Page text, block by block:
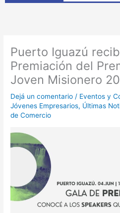
Puerto Iguazú
Premiación del
Joven Misionero
Dejá un comentario / Eventos y
Jóvenes Empresarios, Últimas
de Comercio